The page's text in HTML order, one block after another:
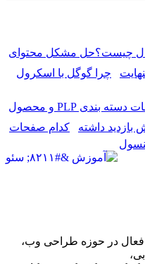
چیست؟حل مشکل محتوای
چرا گوگل با اسکرول
صفحات دسته بندی PLP و محصول
کدام صفحات
در حوزه طراحی وب،